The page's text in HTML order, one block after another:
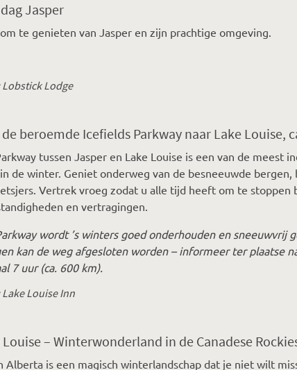
Jasper
te genieten van Jasper en zijn prachtige omgeving.
Lodge
de beroemde Icefields Parkway naar Lake Louise,
tussen Jasper en Lake Louise is een van de
de winter. Geniet onderweg van de besneeuwde
Vertrek vroeg zodat u alle tijd heeft om te stoppen
en vertragingen.
wordt ’s winters goed onderhouden en sneeuwvrij
kan de weg afgesloten worden – informeer ter plaatse
7 uur (ca. 600 km).
Louise Inn
Louise – Winterwonderland in de Canadese
Alberta is een magisch winterlandschap dat je niet wilt